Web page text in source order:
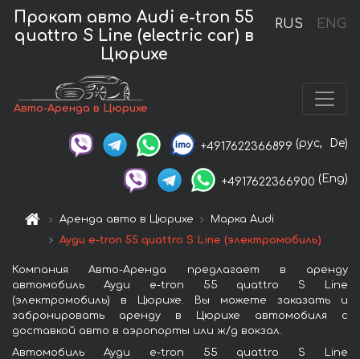
RUS ENG
Прокат авто Audi e-tron 55
quattro S Line (electric car) в
Цюрихе
Авто-Аренда в Цюрихе
+4917622366899 (рус, De)
+4917622366900 (Eng)
Аренда авто в Цюрихе
Марка Audi
Ауди e-tron 55 quattro S Line (электромобиль)
Компания Авто-Аренда предлагает в аренду
автомобиль Ауди e-tron 55 quattro S Line
(электромобиль) в Цюрихе. Вы можете заказать и
забронировать аренду в Цюрихе автомобиля с
доставкой авто в аэропорты или ж/д вокзал.
Автомобиль Ауди e-tron 55 quattro S Line